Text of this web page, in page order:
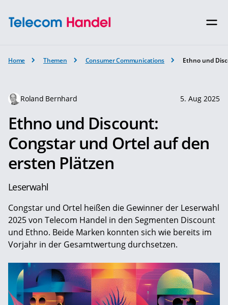
Home Themen Consumer Communications Ethno und
Roland Bernhard 5. Aug 2025
Ethno und Discount:
Congstar und Ortel auf den
ersten Plätzen
Leserwahl
Congstar und Ortel heißen die Gewinner der Leserwahl
2025 von ­Telecom Handel in den Segmenten Discount
und Ethno. Beide Marken konnten sich wie bereits im
Vorjahr in der Gesamtwertung durchsetzen.